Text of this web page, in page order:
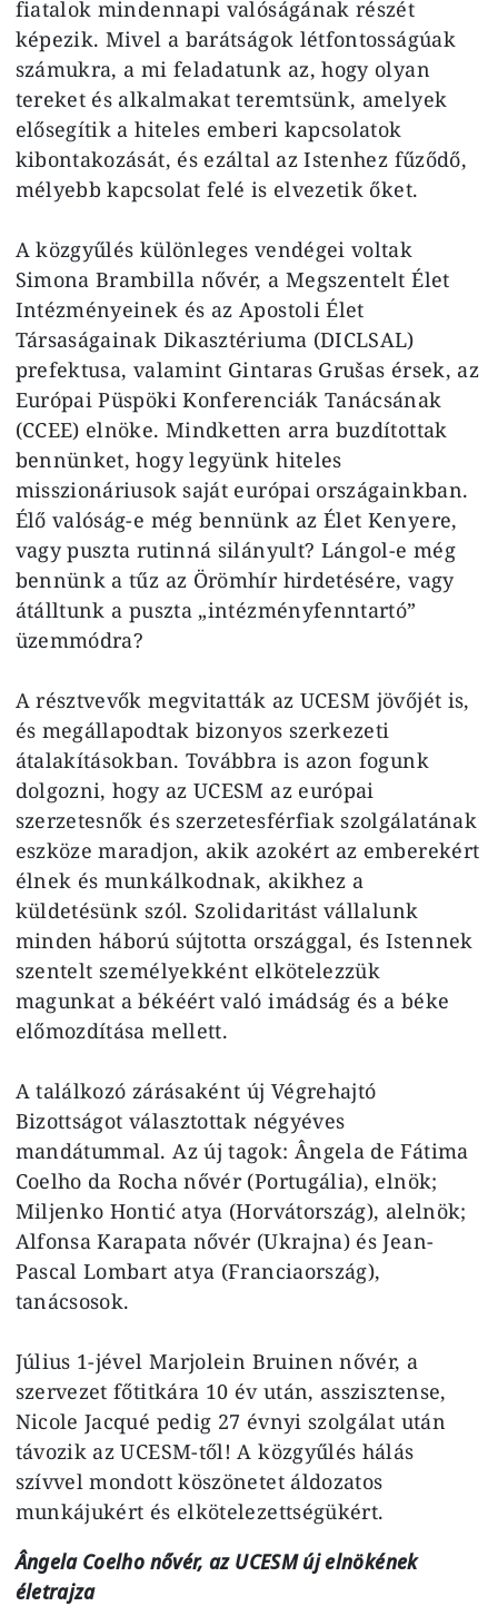
fiatalok mindennapi valóságának részét
képezik. Mivel a barátságok létfontosságúak
számukra, a mi feladatunk az, hogy olyan
tereket és alkalmakat teremtsünk, amelyek
elősegítik a hiteles emberi kapcsolatok
kibontakozását, és ezáltal az Istenhez fűződő,
mélyebb kapcsolat felé is elvezetik őket.
A közgyűlés különleges vendégei voltak
Simona Brambilla nővér, a Megszentelt Élet
Intézményeinek és az Apostoli Élet
Társaságainak Dikasztériuma (DICLSAL)
prefektusa, valamint Gintaras Grušas érsek, az
Európai Püspöki Konferenciák Tanácsának
(CCEE) elnöke. Mindketten arra buzdítottak
bennünket, hogy legyünk hiteles
misszionáriusok saját európai országainkban.
Élő valóság-e még bennünk az Élet Kenyere,
vagy puszta rutinná silányult? Lángol-e még
bennünk a tűz az Örömhír hirdetésére, vagy
átálltunk a puszta „intézményfenntartó”
üzemmódra?
A résztvevők megvitatták az UCESM jövőjét is,
és megállapodtak bizonyos szerkezeti
átalakításokban. Továbbra is azon fogunk
dolgozni, hogy az UCESM az európai
szerzetesnők és szerzetesférfiak szolgálatának
eszköze maradjon, akik azokért az emberekért
élnek és munkálkodnak, akikhez a
küldetésünk szól. Szolidaritást vállalunk
minden háború sújtotta országgal, és Istennek
szentelt személyekként elkötelezzük
magunkat a békéért való imádság és a béke
előmozdítása mellett.
A találkozó zárásaként új Végrehajtó
Bizottságot választottak négyéves
mandátummal. Az új tagok: Ângela de Fátima
Coelho da Rocha nővér (Portugália), elnök;
Miljenko Hontić atya (Horvátország), alelnök;
Alfonsa Karapata nővér (Ukrajna) és Jean-
Pascal Lombart atya (Franciaország),
tanácsosok.
Július 1-jével Marjolein Bruinen nővér, a
szervezet főtitkára 10 év után, asszisztense,
Nicole Jacqué pedig 27 évnyi szolgálat után
távozik az UCESM-től! A közgyűlés hálás
szívvel mondott köszönetet áldozatos
munkájukért és elkötelezettségükért.
Ângela Coelho nővér, az UCESM új elnökének
életrajza